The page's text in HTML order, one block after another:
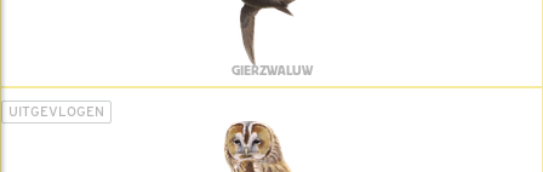
GIERZWALUW
UITGEVLOGEN